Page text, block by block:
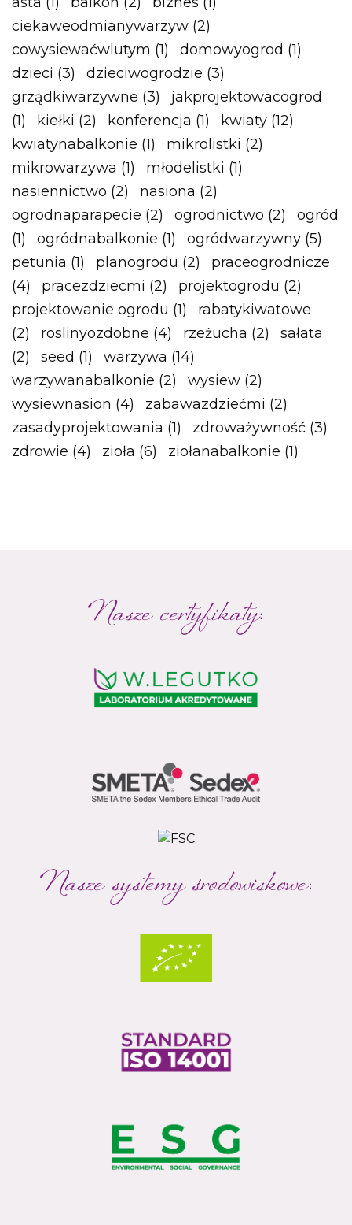
ciekaweodmianywarzyw (2)
cowysiewaćwlutym (1) domowyogrod (1)
dzieci (3) dzieciwogrodzie (3)
grządkiwarzywne (3)
jakprojektowacogrod
(1)
kiełki (2) konferencja (1) kwiaty (12)
kwiatynabalkonie (1) mikrolistki (2)
mikrowarzywa (1) młodelistki (1)
nasiennictwo (2) nasiona (2)
ogrodnaparapecie (2) ogrodnictwo (2)
ogród
(1)
ogródnabalkonie (1) ogródwarzywny (5)
petunia (1) planogrodu (2)
praceogrodnicze
(4)
pracezdziecmi (2) projektogrodu (2)
projektowanie ogrodu (1)
rabatykiwatowe
(2)
roslinyozdobne (4) rzeżucha (2)
sałata
(2)
seed (1) warzywa (14)
warzywanabalkonie (2) wysiew (2)
wysiewnasion (4) zabawazdziećmi (2)
zasadyprojektowania (1) zdroważywność (3)
zdrowie (4) zioła (6) ziołanabalkonie (1)
Nasze certyfikaty:
Nasze systemy środowiskowe: